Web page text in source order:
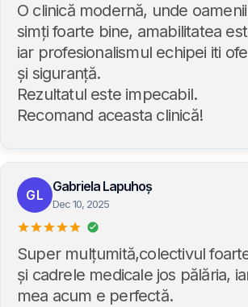
O clinică modernă, unde
simți foarte bine, amabilitatea
iar profesionalismul echipei iti
și siguranță.
Rezultatul este impecabil.
Recomand aceasta clinică!
GL
Gabriela Lapuhoș
Dec 10, 2025
Super mulțumită,colectivul
și cadrele medicale jos pălăria,
mea acum e perfectă.